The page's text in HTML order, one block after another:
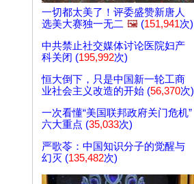
一切都太美了！评委盛赞新唐人
选美大赛独一无二 🖼️ (151,941次)
中共禁止社交媒体讨论医院妇产
科关闭 (195,992次)
恒大倒下，只是中国新一轮工商
业社会主义改造的开始 (56,370次)
一次看懂“美国联邦政府关门危机”
六大重点 (35,033次)
严歌苓：中国知识分子的觉醒与
幻灭 (135,482次)